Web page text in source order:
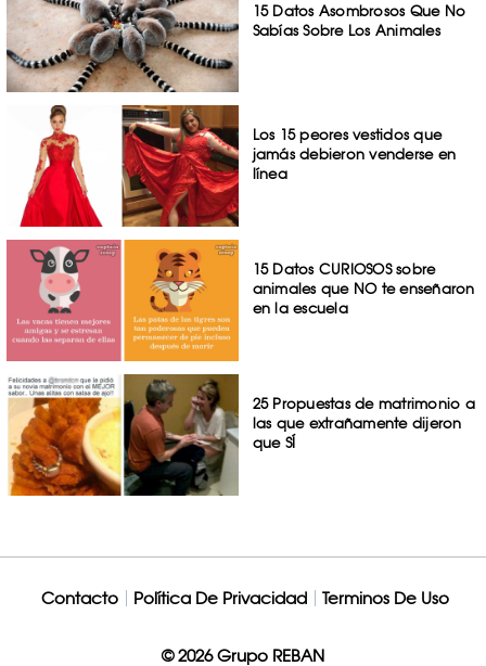
15 Datos Asombrosos Que No
Sabías Sobre Los Animales
Los 15 peores vestidos que
jamás debieron venderse en
línea
15 Datos CURIOSOS sobre
animales que NO te enseñaron
en la escuela
25 Propuestas de matrimonio a
las que extrañamente dijeron
que SÍ
Contacto Política De Privacidad Terminos De Uso
© 2026 Grupo REBAN